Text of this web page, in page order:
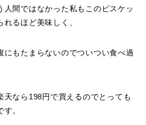
人間ではなかった私もこのビスケッ
れるほど美味しく、
にもたまらないのでついつい食べ過
天なら 198円で買えるのでとっても
。